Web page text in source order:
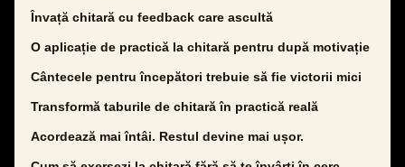
Învață chitară cu feedback care ascultă
O aplicație de practică la chitară pentru după motivație
Cântecele pentru începători trebuie să fie victorii mici
Transformă taburile de chitară în practică reală
Acordează mai întâi. Restul devine mai ușor.